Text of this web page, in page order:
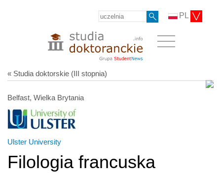
PL
« Studia doktorskie (III stopnia)
Belfast, Wielka Brytania
Ulster University
Filologia francuska